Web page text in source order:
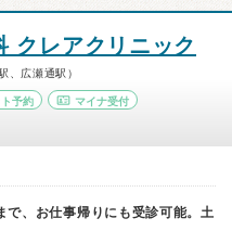
クレアクリニック
、広瀬通駅）
予約 マイナ受付
、お仕事帰りにも受診可能。土